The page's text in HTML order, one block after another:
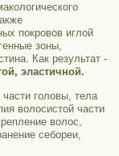
покровов иглой
зоны,
Как результат -
эластичной.
головы, тела
волосистой части
волос,
себореи,